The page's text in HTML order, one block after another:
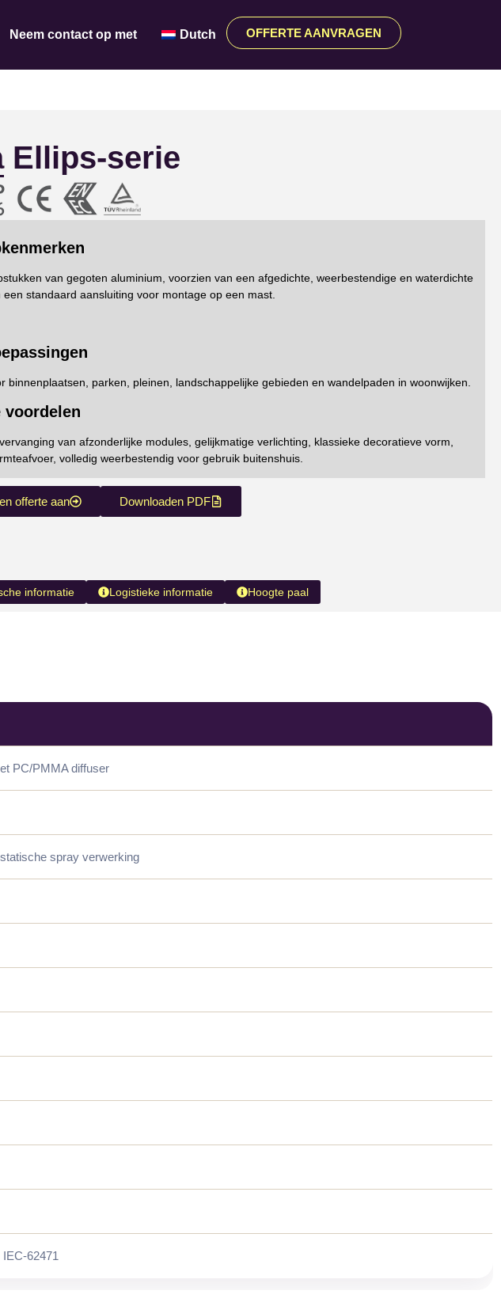
Neem contact op met Dutch OFFERTE AANVRAGEN
Ellips-serie
van gegoten aluminium, voorzien van een afgedichte, weerbestendige en waterdichte
een standaard aansluiting voor montage op een mast.
binnenplaatsen, parken, pleinen, landschappelijke gebieden en wandelpaden in woonwijken.
voordelen
van afzonderlijke modules, gelijkmatige verlichting, klassieke decoratieve vorm,
volledig weerbestendig voor gebruik buitenshuis.
offerte aan Downloaden PDF
informatie Logistieke informatie Hoogte paal
PC/PMMA diffuser
spray verwerking
62471